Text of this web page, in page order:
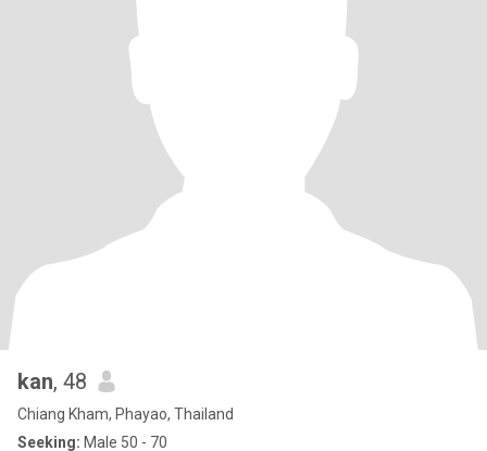
kan, 48
Chiang Kham, Phayao, Thailand
Seeking: Male 50 - 70